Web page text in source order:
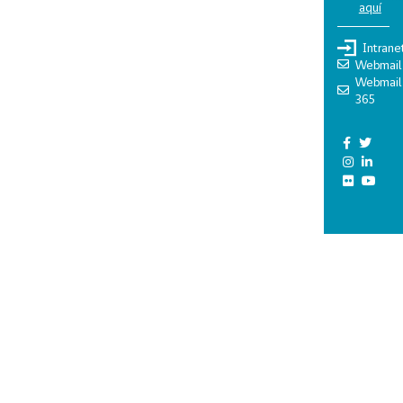
aquí
Webmail
Webmail
365